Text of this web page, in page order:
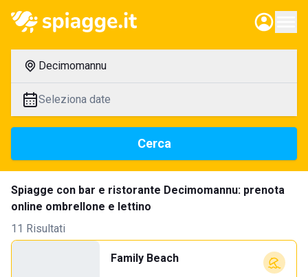
Decimomannu
Seleziona date
Cerca
Spiagge con bar e ristorante Decimomannu: prenota
online ombrellone e lettino
11 Risultati
Family Beach